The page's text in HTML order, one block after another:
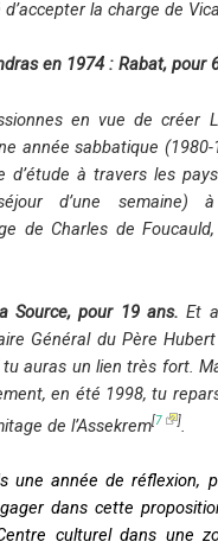
d’accepter la charge de
en 1974 : Rabat, pour
en vue de créer
année sabbatique
d’étude à travers les
d’une semaine)
de Charles de
Source, pour 19 ans.Et
Général du Père
auras un lien très fort.
en été 1998, tu
de l’Assekrem[7 ]
une année de réflexion,
dans cette
culturel dans une